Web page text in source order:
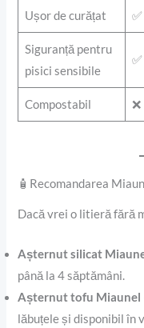
Ușor de curățat ✅
Siguranță pentru
pisici sensibile
✅
Compostabil ❌
🧴Recomandarea
Dacă vrei o litieră fără
Așternut silicat
până la 4 săptămâni.
Așternut tofu Miaunel
lăbuțele și disponibil în